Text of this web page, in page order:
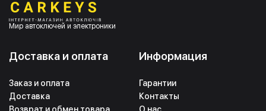
Мир автоключей и электроники
Информация
Гарантии
Контакты
О нас
Доставка и оплата
Заказ и оплата
Доставка
Возврат и обмен товара